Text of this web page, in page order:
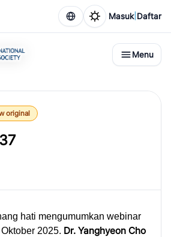
Masuk| Daftar
Menu
original
hati mengumumkan webinar
2025. Dr. Yanghyeon Cho